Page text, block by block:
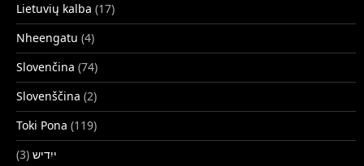
Lietuvių kalba (17)
Nheengatu (4)
Slovenčina (74)
Slovenščina (2)
Toki Pona (119)
ייִדיש (3)